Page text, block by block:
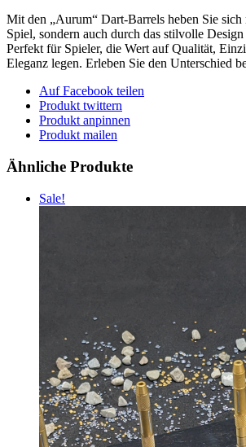
Mit den „Aurum“ Dart-Barrels heben Sie
Spiel, sondern auch durch das stilvolle
Perfekt für Spieler, die Wert auf Qualität,
Eleganz legen. Erleben Sie den Unterschied
Auf Facebook teilen
Produkt twittern
Produkt anpinnen
Produkt mailen
Ähnliche Produkte
Sale!